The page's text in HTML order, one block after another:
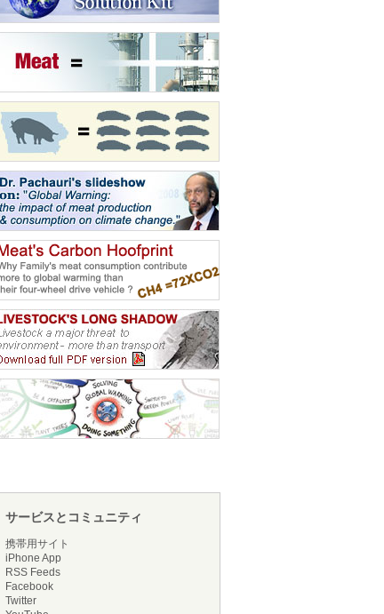
サービスとコミュニティ
携帯用サイト
iPhone App
RSS Feeds
Facebook
Twitter